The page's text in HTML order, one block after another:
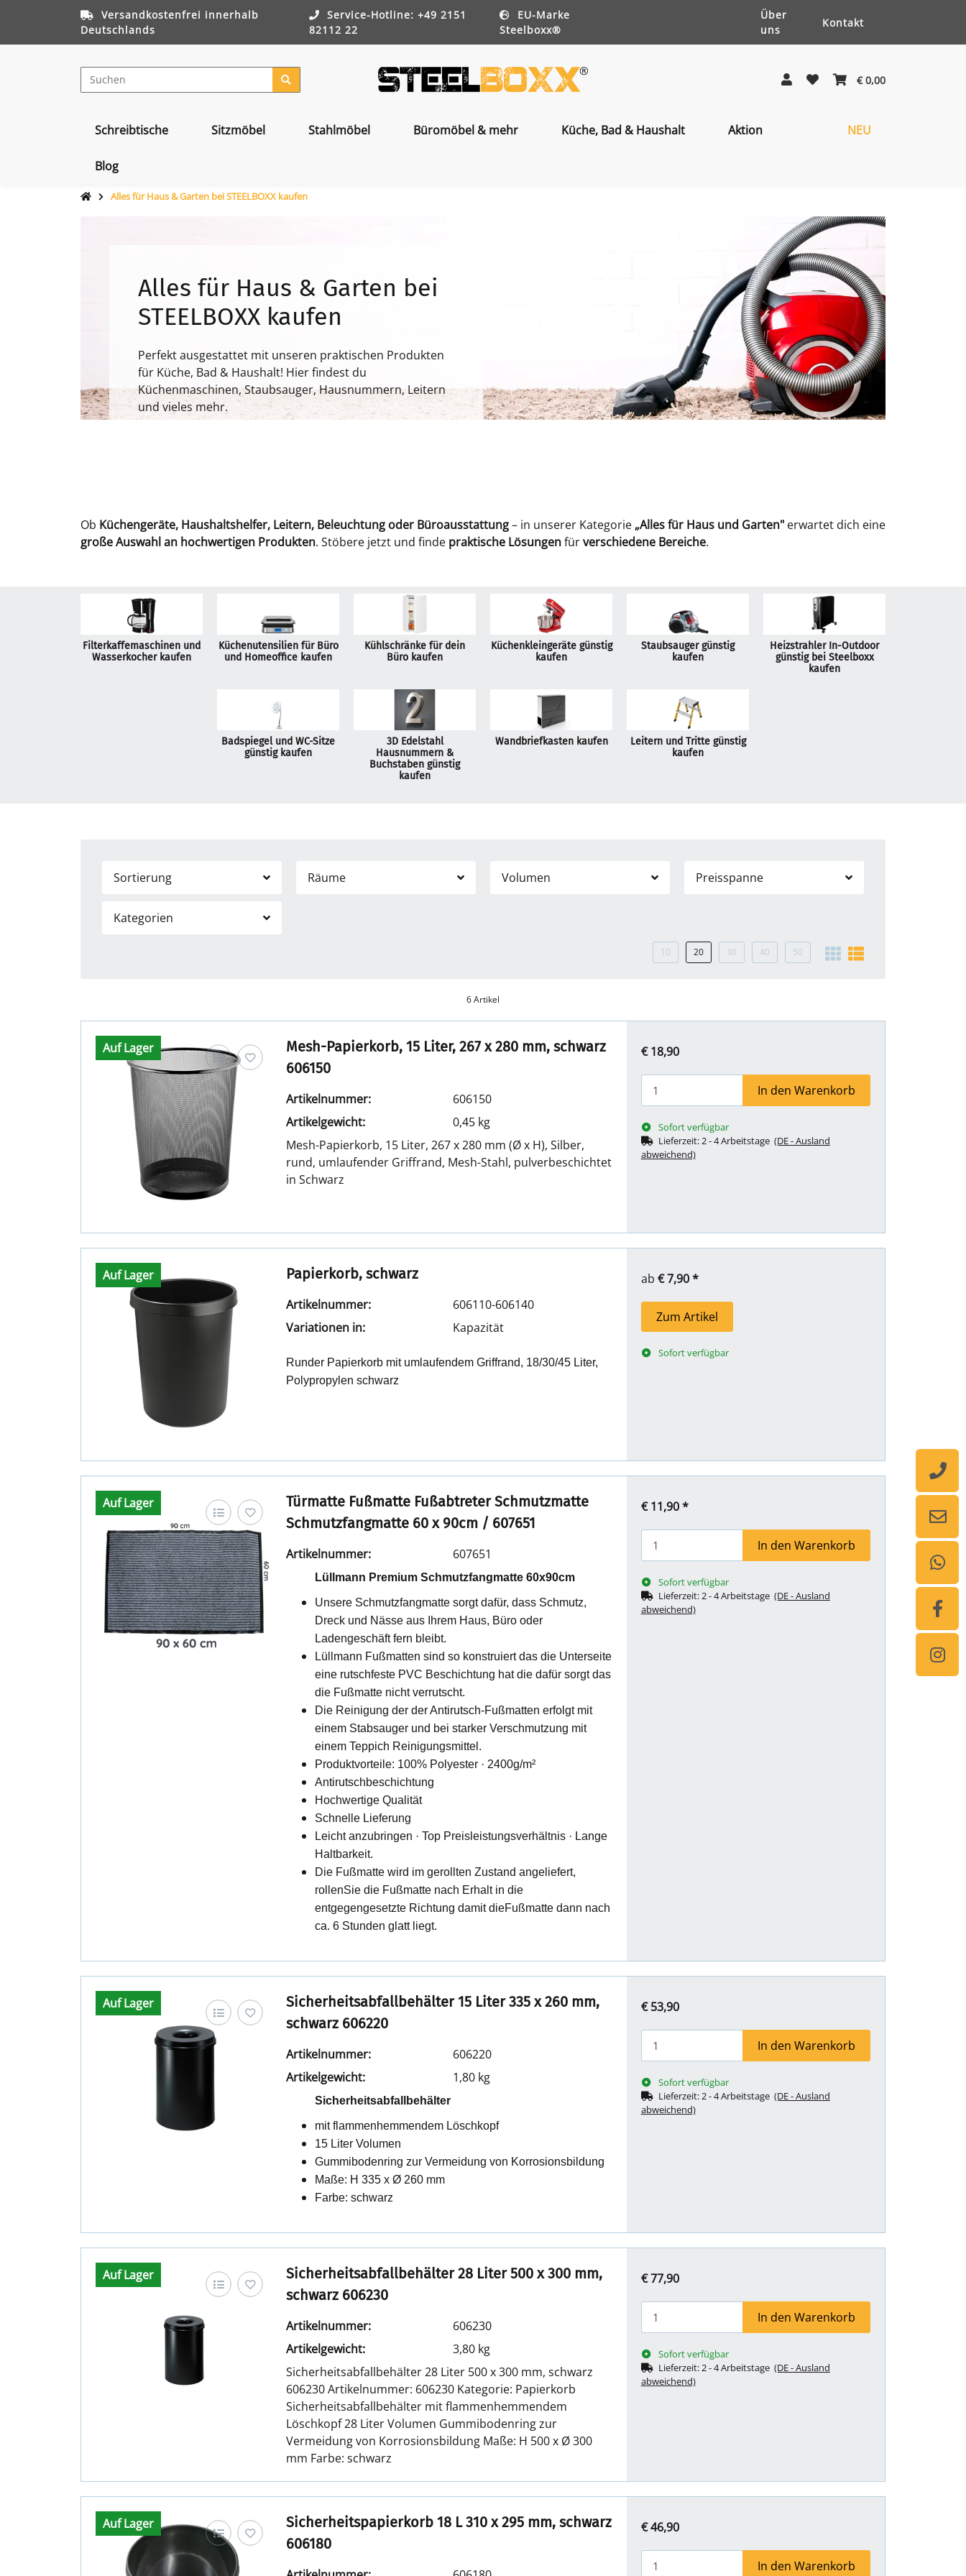
Versandkostenfrei innerhalb
Deutschlands
Service-Hotline: +49 2151
82112 22
EU-Marke
Steelboxx®
Über
uns
Kontakt
€ 0,00
Schreibtische Sitzmöbel Stahlmöbel Büromöbel & mehr Küche, Bad & Haushalt Aktion NEU
Blog
Alles für Haus & Garten bei STEELBOXX kaufen
Alles für Haus & Garten bei
STEELBOXX kaufen
Perfekt ausgestattet mit unseren praktischen Produkten
für Küche, Bad & Haushalt! Hier findest du
Küchenmaschinen, Staubsauger, Hausnummern, Leitern
und vieles mehr.
Ob Küchengeräte, Haushaltshelfer, Leitern, Beleuchtung oder Büroausstattung– in unserer Kategorie „Alles für Haus und Garten" erwartet dich eine
große Auswahl an hochwertigen Produkten. Stöbere jetzt und finde praktische Lösungenfürverschiedene Bereiche.
Filterkaffemaschinen und
Wasserkocher kaufen
Küchenutensilien für Büro
und Homeoffice kaufen
Kühlschränke für dein
Büro kaufen
Küchenkleingeräte günstig
kaufen
Staubsauger günstig
kaufen
Heizstrahler In-Outdoor
günstig bei Steelboxx
kaufen
Badspiegel und WC-Sitze
günstig kaufen
3D Edelstahl
Hausnummern &
Buchstaben günstig
kaufen
Wandbriefkasten kaufen
Leitern und Tritte günstig
kaufen
Sortierung Räume Volumen Preisspanne
Kategorien
10 20 30 40 50
6 Artikel
Auf Lager
Mesh-Papierkorb, 15 Liter, 267 x 280 mm, schwarz
606150
Artikelnummer:
606150
Artikelgewicht:
0,45 kg
Mesh-Papierkorb, 15 Liter, 267 x 280 mm (Ø x H), Silber,
rund, umlaufender Griffrand, Mesh-Stahl, pulverbeschichtet
in Schwarz
€ 18,90
In den Warenkorb
Sofort verfügbar
Lieferzeit:2 - 4 Arbeitstage (DE - Ausland
abweichend)
Auf Lager Papierkorb, schwarz
Artikelnummer:
606110-606140
Variationen in:
Kapazität
Runder Papierkorb mit umlaufendem Griffrand, 18/30/45 Liter,
Polypropylen schwarz
ab € 7,90*
Zum Artikel
Sofort verfügbar
Auf Lager
Türmatte Fußmatte Fußabtreter Schmutzmatte
Schmutzfangmatte 60 x 90cm / 607651
Artikelnummer: 607651
Lüllmann Premium Schmutzfangmatte 60x90cm
Unsere Schmutzfangmatte sorgt dafür, dass Schmutz,
Dreck und Nässe aus Ihrem Haus, Büro oder
Ladengeschäft fern bleibt.
Lüllmann Fußmatten sind so konstruiert das die Unterseite
eine rutschfeste PVC Beschichtung hat die dafür sorgt das
die Fußmatte nicht verrutscht.
Die Reinigung der der Antirutsch-Fußmatten erfolgt mit
einem Stabsauger und bei starker Verschmutzung mit
einem Teppich Reinigungsmittel.
Produktvorteile: 100% Polyester · 2400g/m²
Antirutschbeschichtung
Hochwertige Qualität
Schnelle Lieferung
Leicht anzubringen · Top Preisleistungsverhältnis · Lange
Haltbarkeit.
Die Fußmatte wird im gerollten Zustand angeliefert,
rollenSie die Fußmatte nach Erhalt in die
entgegengesetzte Richtung damit dieFußmatte dann nach
ca. 6 Stunden glatt liegt.
€ 11,90*
In den Warenkorb
Sofort verfügbar
Lieferzeit:2 - 4 Arbeitstage (DE - Ausland
abweichend)
Auf Lager
Sicherheitsabfallbehälter 15 Liter 335 x 260 mm,
schwarz 606220
Artikelnummer:
606220
Artikelgewicht:
1,80 kg
Sicherheitsabfallbehälter
mit flammenhemmendem Löschkopf
15 Liter Volumen
Gummibodenring zur Vermeidung von Korrosionsbildung
Maße: H 335 x Ø 260 mm
Farbe: schwarz
€ 53,90
In den Warenkorb
Sofort verfügbar
Lieferzeit:2 - 4 Arbeitstage (DE - Ausland
abweichend)
Auf Lager
Sicherheitsabfallbehälter 28 Liter 500 x 300 mm,
schwarz 606230
Artikelnummer:
606230
Artikelgewicht:
3,80 kg
Sicherheitsabfallbehälter 28 Liter 500 x 300 mm, schwarz
606230 Artikelnummer: 606230 Kategorie: Papierkorb
Sicherheitsabfallbehälter mit flammenhemmendem
Löschkopf 28 Liter Volumen Gummibodenring zur
Vermeidung von Korrosionsbildung Maße: H 500 x Ø 300
mm Farbe: schwarz
€ 77,90
In den Warenkorb
Sofort verfügbar
Lieferzeit:2 - 4 Arbeitstage (DE - Ausland
abweichend)
Auf Lager
Sicherheitspapierkorb 18 L 310 x 295 mm, schwarz
606180
€ 46,90
In den Warenkorb